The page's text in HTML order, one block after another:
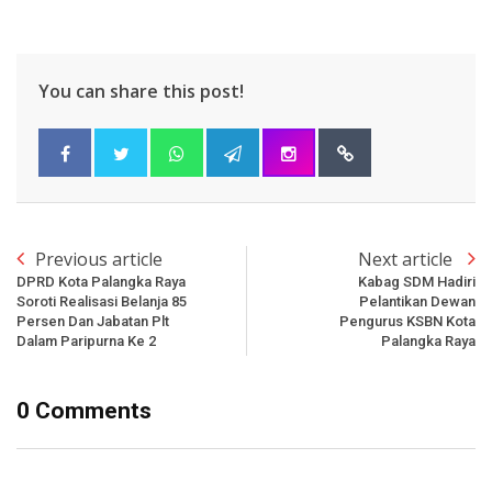
You can share this post!
Previous article
DPRD Kota Palangka Raya
Soroti Realisasi Belanja 85
Persen Dan Jabatan Plt
Dalam Paripurna Ke 2
Next article
Kabag SDM Hadiri
Pelantikan Dewan
Pengurus KSBN Kota
Palangka Raya
0 Comments